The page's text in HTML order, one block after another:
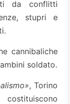
da conflitti
stupri e
cannibaliche
soldato.
, Torino